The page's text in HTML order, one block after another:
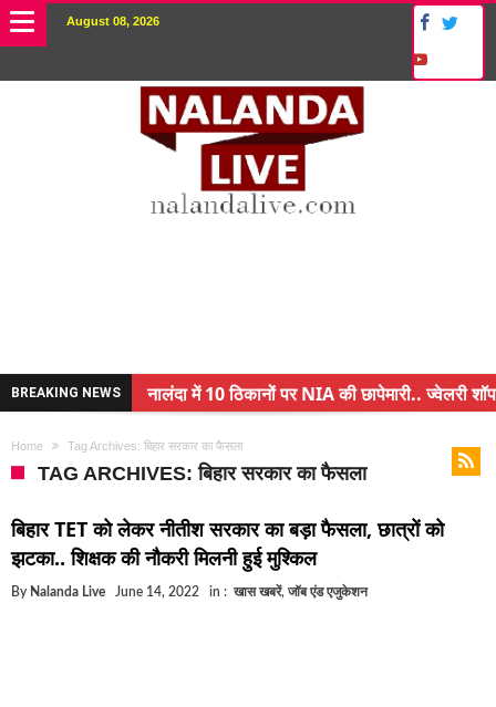
August 08, 2026
BREAKING NEWS
नालंदा में 10 ठिकानों पर NIA की छापेमारी.. ज्वेलरी शॉप
अंचल पदाधिकारी (CO) बर्खास्त.. फर्जीवाड़ा कर पाई थी
बिहार में एक और सिक्स लेन की मंजूरी.. जानिए किन-किन
क्रिकेटर ईशान किशन की शादी फिक्स, गर्लफ्रेंड से होगी
Home Tag Archives: बिहार सरकार का फैसला
TAG ARCHIVES: बिहार सरकार का फैसला
बिहार TET को लेकर नीतीश सरकार का बड़ा फैसला, छात्रों को
झटका.. शिक्षक की नौकरी मिलनी हुई मुश्किल
By Nalanda Live June 14, 2022 in : खास खबरें, जॉब एंड एजुकेशन